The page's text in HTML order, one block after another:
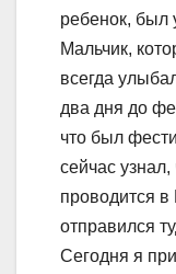
ребенок, был
Мальчик,
всегда
два дня до
что был
сейчас
проводится
отправился
Сегодня я